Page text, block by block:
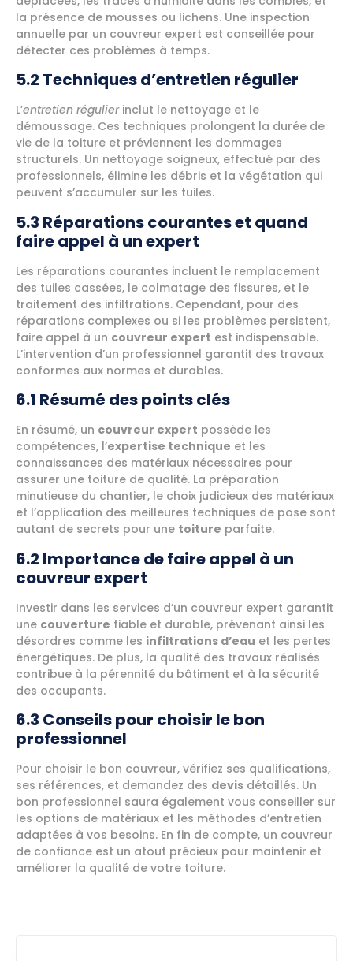
la présence de mousses ou lichens. Une inspection
annuelle par un couvreur expert est conseillée pour
détecter ces problèmes à temps.
5.2 Techniques d’entretien régulier
L’entretien régulierinclut le nettoyage et le
démoussage. Ces techniques prolongent la durée de
vie de la toiture et préviennent les dommages
structurels. Un nettoyage soigneux, effectué par des
professionnels, élimine les débris et la végétation qui
peuvent s’accumuler sur les tuiles.
5.3 Réparations courantes et quand
faire appel à un expert
Les réparations courantes incluent le remplacement
des tuiles cassées, le colmatage des fissures, et le
traitement des infiltrations. Cependant, pour des
réparations complexes ou si les problèmes persistent,
faire appel à un couvreur expert est indispensable.
L’intervention d’un professionnel garantit des travaux
conformes aux normes et durables.
6.1 Résumé des points clés
En résumé, un couvreur expert possède les
compétences, l’expertise technique et les
connaissances des matériaux nécessaires pour
assurer une toiture de qualité. La préparation
minutieuse du chantier, le choix judicieux des matériaux
et l’application des meilleures techniques de pose sont
autant de secrets pour une toiture parfaite.
6.2 Importance de faire appel à un
couvreur expert
Investir dans les services d’un couvreur expert garantit
une couverture fiable et durable, prévenant ainsi les
désordres comme les infiltrations d’eau et les pertes
énergétiques. De plus, la qualité des travaux réalisés
contribue à la pérennité du bâtiment et à la sécurité
des occupants.
6.3 Conseils pour choisir le bon
professionnel
Pour choisir le bon couvreur, vérifiez ses qualifications,
ses références, et demandez des devis détaillés. Un
bon professionnel saura également vous conseiller sur
les options de matériaux et les méthodes d’entretien
adaptées à vos besoins. En fin de compte, un couvreur
de confiance est un atout précieux pour maintenir et
améliorer la qualité de votre toiture.